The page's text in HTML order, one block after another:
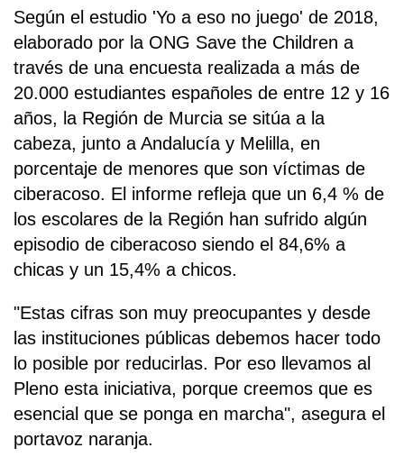
Según el estudio 'Yo a eso no juego' de 2018,
elaborado por la ONG Save the Children a
través de una encuesta realizada a más de
20.000 estudiantes españoles de entre 12 y 16
años, la Región de Murcia se sitúa a la
cabeza, junto a Andalucía y Melilla, en
porcentaje de menores que son víctimas de
ciberacoso. El informe refleja que un 6,4 % de
los escolares de la Región han sufrido algún
episodio de ciberacoso siendo el 84,6% a
chicas y un 15,4% a chicos.
"Estas cifras son muy preocupantes y desde
las instituciones públicas debemos hacer todo
lo posible por reducirlas. Por eso llevamos al
Pleno esta iniciativa, porque creemos que es
esencial que se ponga en marcha", asegura el
portavoz naranja.